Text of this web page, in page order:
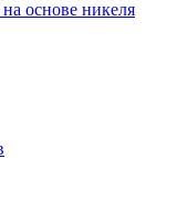
основе никеля